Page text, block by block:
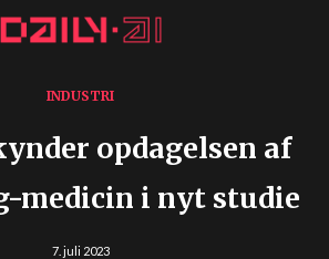
INDUSTRI
opdagelsen af
medicin i nyt studie
7. juli 2023